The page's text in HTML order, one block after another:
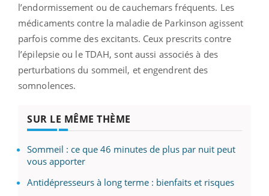
l’endormissement ou de cauchemars fréquents. Les
médicaments contre la maladie de Parkinson agissent
parfois comme des excitants. Ceux prescrits contre
l’épilepsie ou le TDAH, sont aussi associés à des
perturbations du sommeil, et engendrent des
somnolences.
SUR LE MÊME THÈME
Sommeil : ce que 46 minutes de plus par nuit peut
vous apporter
Antidépresseurs à long terme : bienfaits et risques